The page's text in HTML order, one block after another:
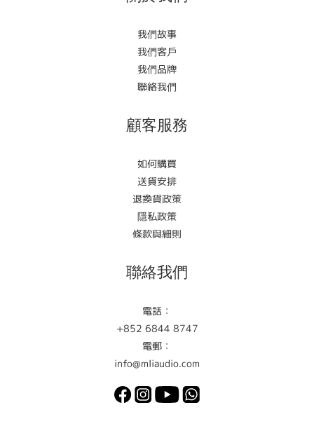
我們故事
我們客戶
我們品牌
聯絡我們
顧客服務
如何購買
送貨安排
退換貨政策
隱私政策
條款與細則
聯絡我們
電話：
+852 6844 8747
電郵：
info@mliaudio.com